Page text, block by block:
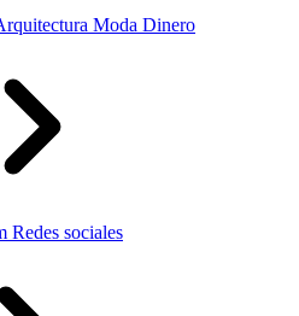
Moda Dinero
Redes sociales